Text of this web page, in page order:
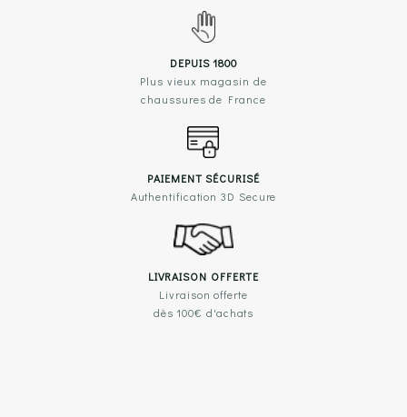
DEPUIS 1800
Plus vieux magasin de
chaussures de France
PAIEMENT SÉCURISÉ
Authentification 3D Secure
LIVRAISON OFFERTE
Livraison offerte
dès 100€ d'achats